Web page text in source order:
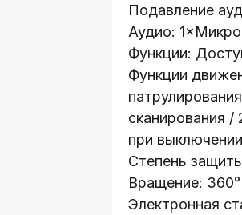
Подавление
Аудио:
Функции:
Функции
сканирования
при
Степень
Вращение:
Электронная